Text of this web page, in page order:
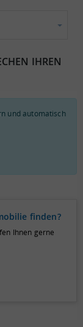
IHREN
und automatisch
finden?
Ihnen gerne